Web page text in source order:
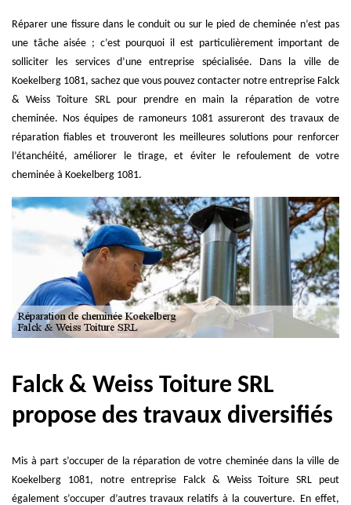
Réparer une fissure dans le conduit ou sur le pied de cheminée n’est pas
une tâche aisée ; c’est pourquoi il est particulièrement important de
solliciter les services d’une entreprise spécialisée. Dans la ville de
Koekelberg 1081, sachez que vous pouvez contacter notre entreprise Falck
& Weiss Toiture SRL pour prendre en main la réparation de votre
cheminée. Nos équipes de ramoneurs 1081 assureront des travaux de
réparation fiables et trouveront les meilleures solutions pour renforcer
l’étanchéité, améliorer le tirage, et éviter le refoulement de votre
cheminée à Koekelberg 1081.
Falck & Weiss Toiture SRL
propose des travaux diversifiés
Mis à part s’occuper de la réparation de votre cheminée dans la ville de
Koekelberg 1081, notre entreprise Falck & Weiss Toiture SRL peut
également s’occuper d’autres travaux relatifs à la couverture. En effet,